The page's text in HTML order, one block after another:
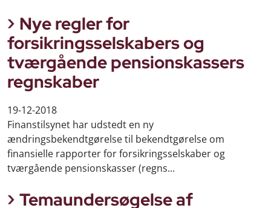
Nye regler for
forsikringsselskabers og
tværgående pensionskassers
regnskaber
19-12-2018
Finanstilsynet har udstedt en ny
ændringsbekendtgørelse til bekendtgørelse om
finansielle rapporter for forsikringsselskaber og
tværgående pensionskasser (regns...
Temaundersøgelse af